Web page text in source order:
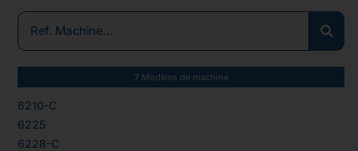
7 Modèles de machine
6210-C
6225
6228-C